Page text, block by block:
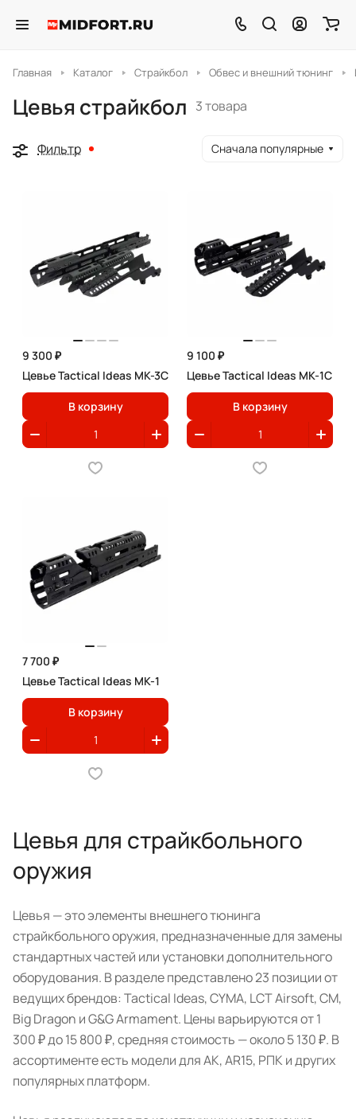
Главная Каталог Страйкбол Обвес и внешний тюнинг
Цевья страйкбол 3 товара
Фильтр Сначала популярные
9 300 ₽
Цевье Tactical Ideas МК-3С
В корзину
9 100 ₽
Цевье Tactical Ideas МК-1С
В корзину
7 700 ₽
Цевье Tactical Ideas МК-1
В корзину
Цевья для страйкбольного
оружия
Цевья — это элементы внешнего тюнинга
страйкбольного оружия, предназначенные для замены
стандартных частей или установки дополнительного
оборудования. В разделе представлено 23 позиции от
ведущих брендов: Tactical Ideas, CYMA, LCT Airsoft, CM,
Big Dragon и G&G Armament. Цены варьируются от 1
300 ₽ до 15 800 ₽, средняя стоимость — около 5 130 ₽. В
ассортименте есть модели для АК, AR15, РПК и других
популярных платформ.